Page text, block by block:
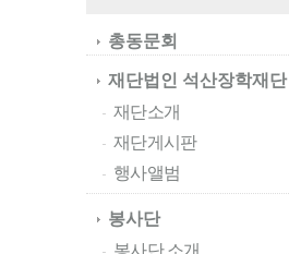
총동문회
재단법인 석산장학재단
재단소개
재단게시판
행사앨범
봉사단